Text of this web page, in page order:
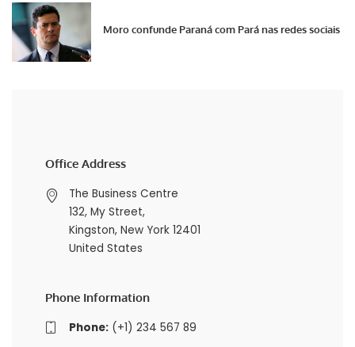
Moro confunde Paraná com Pará nas redes sociais
Office Address
The Business Centre
132, My Street,
Kingston, New York 12401
United States
Phone Information
Phone:(+1) 234 567 89